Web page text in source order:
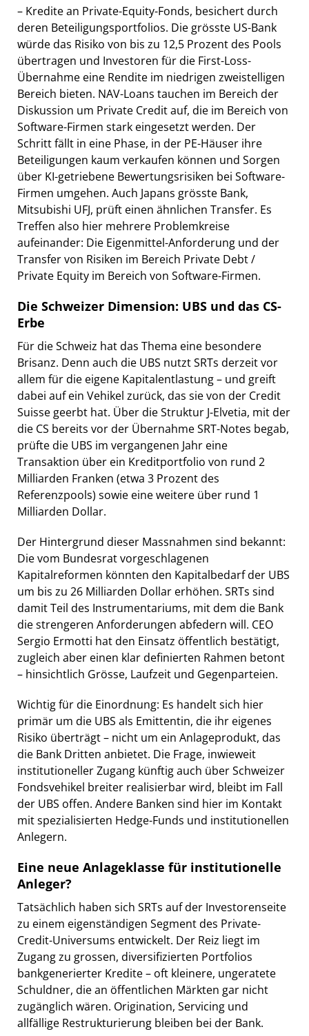
– Kredite an Private-Equity-Fonds, besichert durch
deren Beteiligungsportfolios. Die grösste US-Bank
würde das Risiko von bis zu 12,5 Prozent des Pools
übertragen und Investoren für die First-Loss-
Übernahme eine Rendite im niedrigen zweistelligen
Bereich bieten. NAV-Loans tauchen im Bereich der
Diskussion um Private Credit auf, die im Bereich von
Software-Firmen stark eingesetzt werden. Der
Schritt fällt in eine Phase, in der PE-Häuser ihre
Beteiligungen kaum verkaufen können und Sorgen
über KI-getriebene Bewertungsrisiken bei Software-
Firmen umgehen. Auch Japans grösste Bank,
Mitsubishi UFJ, prüft einen ähnlichen Transfer. Es
Treffen also hier mehrere Problemkreise
aufeinander: Die Eigenmittel-Anforderung und der
Transfer von Risiken im Bereich Private Debt /
Private Equity im Bereich von Software-Firmen.
Die Schweizer Dimension: UBS und das CS-
Erbe
Für die Schweiz hat das Thema eine besondere
Brisanz. Denn auch die UBS nutzt SRTs derzeit vor
allem für die eigene Kapitalentlastung – und greift
dabei auf ein Vehikel zurück, das sie von der Credit
Suisse geerbt hat. Über die Struktur J-Elvetia, mit der
die CS bereits vor der Übernahme SRT-Notes begab,
prüfte die UBS im vergangenen Jahr eine
Transaktion über ein Kreditportfolio von rund 2
Milliarden Franken (etwa 3 Prozent des
Referenzpools) sowie eine weitere über rund 1
Milliarden Dollar.
Der Hintergrund dieser Massnahmen sind bekannt:
Die vom Bundesrat vorgeschlagenen
Kapitalreformen könnten den Kapitalbedarf der UBS
um bis zu 26 Milliarden Dollar erhöhen. SRTs sind
damit Teil des Instrumentariums, mit dem die Bank
die strengeren Anforderungen abfedern will. CEO
Sergio Ermotti hat den Einsatz öffentlich bestätigt,
zugleich aber einen klar definierten Rahmen betont
– hinsichtlich Grösse, Laufzeit und Gegenparteien.
Wichtig für die Einordnung: Es handelt sich hier
primär um die UBS als Emittentin, die ihr eigenes
Risiko überträgt – nicht um ein Anlageprodukt, das
die Bank Dritten anbietet. Die Frage, inwieweit
institutioneller Zugang künftig auch über Schweizer
Fondsvehikel breiter realisierbar wird, bleibt im Fall
der UBS offen. Andere Banken sind hier im Kontakt
mit spezialisierten Hedge-Funds und institutionellen
Anlegern.
Eine neue Anlageklasse für institutionelle
Anleger?
Tatsächlich haben sich SRTs auf der Investorenseite
zu einem eigenständigen Segment des Private-
Credit-Universums entwickelt. Der Reiz liegt im
Zugang zu grossen, diversifizierten Portfolios
bankgenerierter Kredite – oft kleinere, ungeratete
Schuldner, die an öffentlichen Märkten gar nicht
zugänglich wären. Origination, Servicing und
allfällige Restrukturierung bleiben bei der Bank.